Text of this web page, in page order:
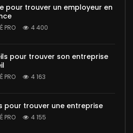
pour trouver un employeur en
PRO 4 400
pour trouver son entreprise
PRO 4 163
pour trouver une entreprise
PRO 4 155